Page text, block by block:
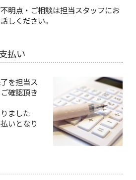
明点・ご相談は担当スタッフにお
しください。
払い
を担当ス
確認頂き
ました
いとなり